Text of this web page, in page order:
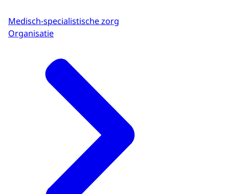
Medisch-specialistische zorg
Organisatie